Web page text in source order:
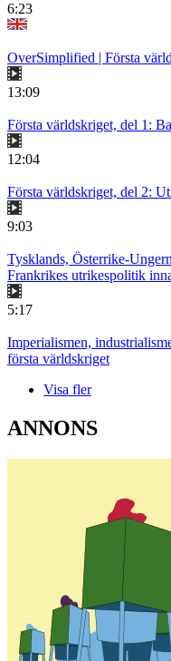
6:23
OverSimplified | Första
13:09
Första världskriget, del 1:
12:04
Första världskriget, del 2:
9:03
Tysklands, Österrike-
Frankrikes utrikespolitik
5:17
Imperialismen,
första världskriget
Visa fler
ANNONS